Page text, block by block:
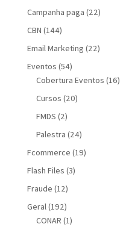
Campanha paga (22)
CBN (144)
Email Marketing (22)
Eventos (54)
Cobertura Eventos (16)
Cursos (20)
FMDS (2)
Palestra (24)
Fcommerce (19)
Flash Files (3)
Fraude (12)
Geral(192)
CONAR (1)